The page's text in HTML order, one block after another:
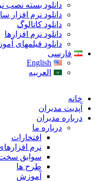
دانلود بسته نصب
دانلود نرم افزار
دانلود کاتالوگ
دانلود نرم افزارها
دانلود فیلمهای
فارسی
English
العربیه
خانه
آپدیت مدیران
درباره مدیران
درباره ما
افتخارات
نرم
سوابق سخت
طرح ها
آموزش